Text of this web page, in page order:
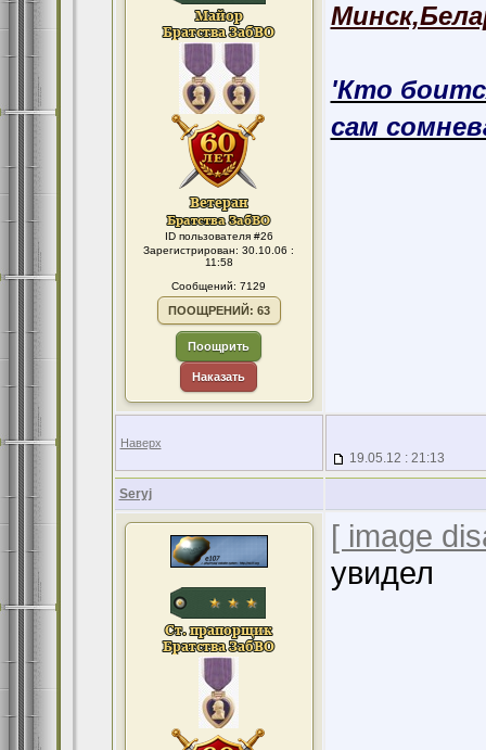
ID пользователя #26
Зарегистрирован: 30.10.06 :
11:58
Сообщений: 7129
ПООЩРЕНИЙ: 63
Поощрить
Наказать
'Кто
сам
Наверх
19.05.12 : 21:13
Seryj
[ image
увидел